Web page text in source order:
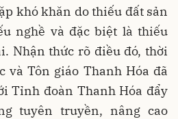
khó khăn do thiếu đất sản
nghề và đặc biệt là thiếu
Nhận thức rõ điều đó, thời
và Tôn giáo Thanh Hóa đã
Tỉnh đoàn Thanh Hóa đẩy
tuyên truyền, nâng cao